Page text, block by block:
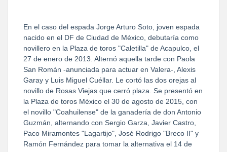
En el caso del espada Jorge Arturo Soto, joven espada
nacido en el DF de Ciudad de México, debutaría como
novillero en la Plaza de toros "Caletilla" de Acapulco, el
27 de enero de 2013. Alternó aquella tarde con Paola
San Román -anunciada para actuar en Valera-, Alexis
Garay y Luis Miguel Cuéllar. Le cortó las dos orejas al
novillo de Rosas Viejas que cerró plaza. Se presentó en
la Plaza de toros México el 30 de agosto de 2015, con
el novillo "Coahuilense" de la ganadería de don Antonio
Guzmán, alternando con Sergio Garza, Javier Castro,
Paco Miramontes "Lagartijo", José Rodrigo "Breco II" y
Ramón Fernández para tomar la alternativa el 14 de